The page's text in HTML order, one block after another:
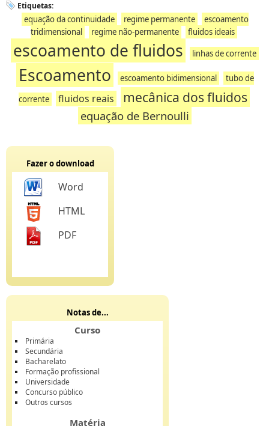
Etiquetas:
equação da continuidade regime permanente
escoamento
tridimensional
regime não-permanente fluidos ideais
escoamento de fluidos linhas de corrente
Escoamento escoamento bidimensional
tubo de
corrente
fluidos reais mecânica dos fluidos
equação de Bernoulli
Fazer o download
Word
HTML
PDF
Notas de...
Curso
Primária
Secundária
Bacharelato
Formação profissional
Universidade
Concurso público
Outros cursos
Matéria